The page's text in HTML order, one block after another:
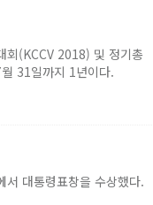
회(KCCV 2018) 및 정기총
31일까지 1년이다.
서 대통령표창을 수상했다.